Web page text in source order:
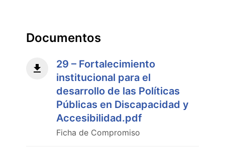
Documentos
29 – Fortalecimiento
institucional para el
desarrollo de las Políticas
Públicas en Discapacidad y
Accesibilidad.pdf
Ficha de Compromiso